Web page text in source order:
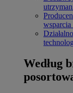
wsparcia
Według